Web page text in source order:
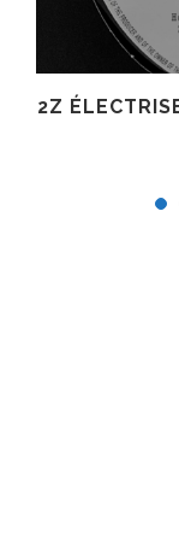
2Z